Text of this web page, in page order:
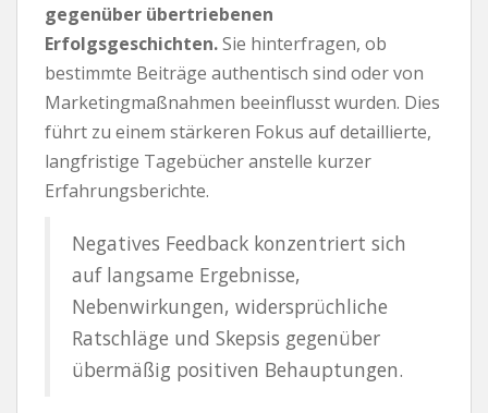
gegenüber übertriebenen
Erfolgsgeschichten.Sie hinterfragen, ob
bestimmte Beiträge authentisch sind oder von
Marketingmaßnahmen beeinflusst wurden. Dies
führt zu einem stärkeren Fokus auf detaillierte,
langfristige Tagebücher anstelle kurzer
Erfahrungsberichte.
Negatives Feedback konzentriert sich
auf langsame Ergebnisse,
Nebenwirkungen, widersprüchliche
Ratschläge und Skepsis gegenüber
übermäßig positiven Behauptungen.